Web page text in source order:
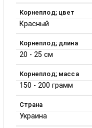
Корнеплод; цвет
Красный
Корнеплод; длина
20 - 25 см
Корнеплод; масса
150 - 200 грамм
Страна
Украина